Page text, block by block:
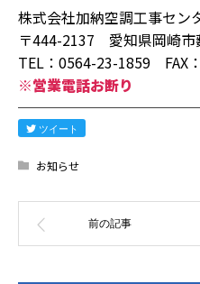
株式会社加納空調工事セン
〒444-2137 愛知県岡崎市
TEL：0564-23-1859 FAX
※営業電話お断り
ツイート
お知らせ